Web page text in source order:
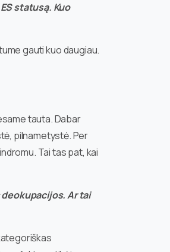
statusą. Kuo
gauti kuo daugiau.
tauta. Dabar
pilnametystė. Per
Tai tas pat, kai
Ar tai